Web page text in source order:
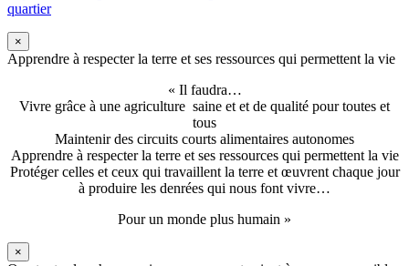
quartier
×
Apprendre à respecter la terre et ses ressources qui permettent la vie
« Il faudra…
Vivre grâce à une agriculture saine et et de qualité pour toutes et
tous
Maintenir des circuits courts alimentaires autonomes
Apprendre à respecter la terre et ses ressources qui permettent la vie
Protéger celles et ceux qui travaillent la terre et œuvrent chaque jour
à produire les denrées qui nous font vivre…
Pour un monde plus humain »
×